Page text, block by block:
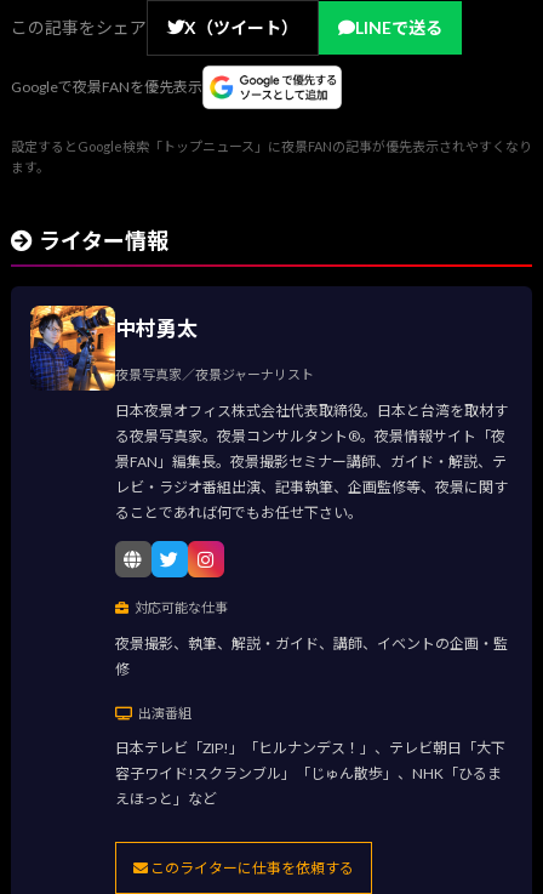
この記事をシェア X（ツイート） LINEで送る
Googleで夜景FANを優先表示
設定するとGoogle検索「トップニュース」に夜景FANの記事が優先表示されやすくなり
ます。
ライター情報
中村勇太
夜景写真家／夜景ジャーナリスト
日本夜景オフィス株式会社代表取締役。日本と台湾を取材す
る夜景写真家。夜景コンサルタント®。夜景情報サイト「夜
景FAN」編集長。夜景撮影セミナー講師、ガイド・解説、テ
レビ・ラジオ番組出演、記事執筆、企画監修等、夜景に関す
ることであれば何でもお任せ下さい。
対応可能な仕事
夜景撮影、執筆、解説・ガイド、講師、イベントの企画・監
修
出演番組
日本テレビ「ZIP!」「ヒルナンデス！」、テレビ朝日「大下
容子ワイド!スクランブル」「じゅん散歩」、NHK「ひるま
えほっと」など
このライターに仕事を依頼する